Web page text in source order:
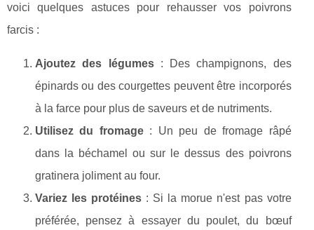
voici quelques astuces pour rehausser vos poivrons
farcis :
Ajoutez des légumes: Des champignons, des
épinards ou des courgettes peuvent être incorporés
à la farce pour plus de saveurs et de nutriments.
Utilisez du fromage: Un peu de fromage râpé
dans la béchamel ou sur le dessus des poivrons
gratinera joliment au four.
Variez les protéines : Si la morue n'est pas votre
préférée, pensez à essayer du poulet, du bœuf